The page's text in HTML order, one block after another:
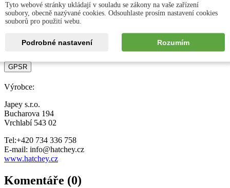
Parametry
1,5 Kg
GPSR
Výrobce:
Japey s.r.o.
Bucharova 194
Vrchlabí 543 02
Tel:+420 734 336 758
E-mail: info@hatchey.cz
www.hatchey.cz
Komentáře (0)
Tyto webové stránky ukládají v souladu se zákony na vaše zařízení
soubory, obecně nazývané cookies. Odsouhlaste prosím nastavení cookies
souborů pro použití webu.
Podrobné nastavení Rozumím